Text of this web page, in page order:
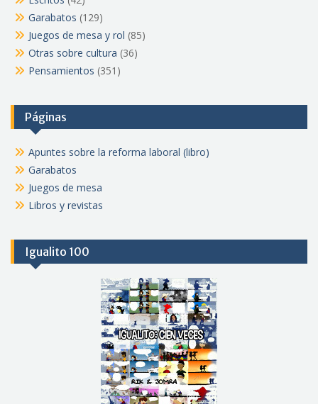
Garabatos (129)
Juegos de mesa y rol (85)
Otras sobre cultura (36)
Pensamientos (351)
Páginas
Apuntes sobre la reforma laboral (libro)
Garabatos
Juegos de mesa
Libros y revistas
Igualito 100